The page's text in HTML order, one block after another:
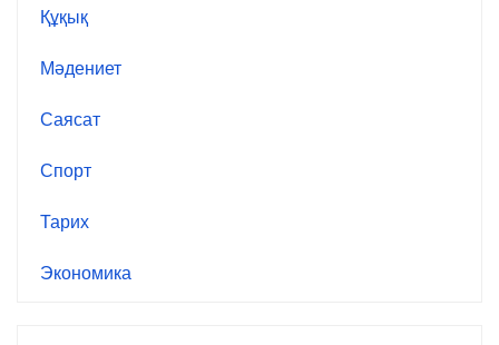
Құқық
Мәдениет
Саясат
Спорт
Тарих
Экономика